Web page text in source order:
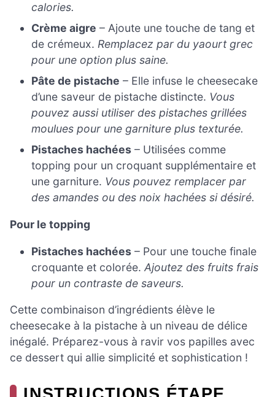
calories.
Crème aigre – Ajoute une touche de tang et
de crémeux.Remplacez par du yaourt grec
pour une option plus saine.
Pâte de pistache – Elle infuse le cheesecake
d’une saveur de pistache distincte. Vous
pouvez aussi utiliser des pistaches grillées
moulues pour une garniture plus texturée.
Pistaches hachées – Utilisées comme
topping pour un croquant supplémentaire et
une garniture. Vous pouvez remplacer par
des amandes ou des noix hachées si désiré.
Pour le topping
Pistaches hachées – Pour une touche finale
croquante et colorée.Ajoutez des fruits frais
pour un contraste de saveurs.
Cette combinaison d’ingrédients élève le
cheesecake à la pistache à un niveau de délice
inégalé. Préparez-vous à ravir vos papilles avec
ce dessert qui allie simplicité et sophistication !